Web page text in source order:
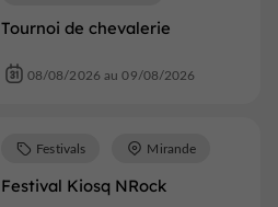
Tournoi de chevalerie
08/08/2026 au 09/08/2026
Festival Kiosq NRock
Festivals Mirande